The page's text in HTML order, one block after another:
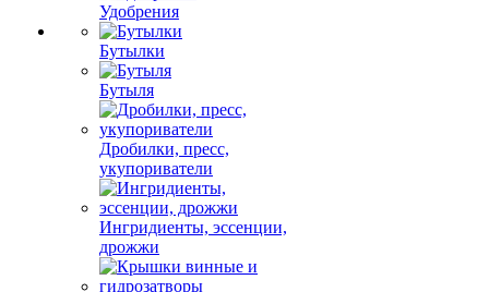
Удобрения
Бутылки
Бутыля
Дробилки, пресс,
укупориватели
Ингридиенты, эссенции,
дрожжи